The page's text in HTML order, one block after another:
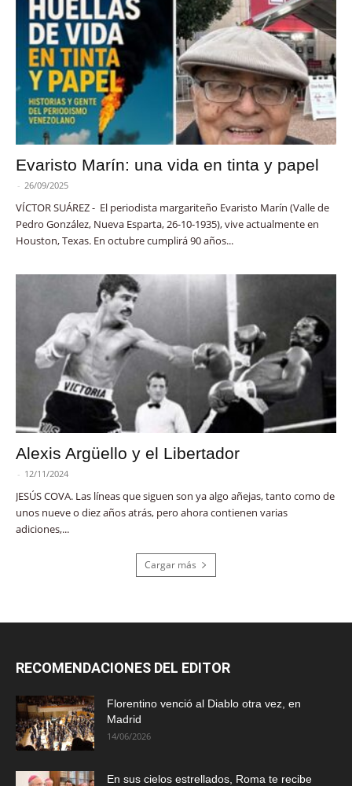
Evaristo Marín: una vida en tinta y papel
- 26/09/2025
VÍCTOR SUÁREZ - El periodista margariteño Evaristo Marín (Valle de
Pedro González, Nueva Esparta, 26-10-1935), vive actualmente en
Houston, Texas. En octubre cumplirá 90 años...
Alexis Argüello y el Libertador
- 12/11/2024
JESÚS COVA. Las líneas que siguen son ya algo añejas, tanto como de
unos nueve o diez años atrás, pero ahora contienen varias
adiciones,...
Cargar más
RECOMENDACIONES DEL EDITOR
Florentino venció al Diablo otra vez, en
Madrid
14/06/2026
En sus cielos estrellados, Roma te recibe